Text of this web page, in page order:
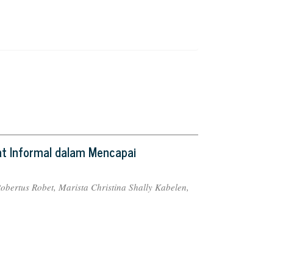
Informal dalam Mencapai
Robet, Marista Christina Shally Kabelen,